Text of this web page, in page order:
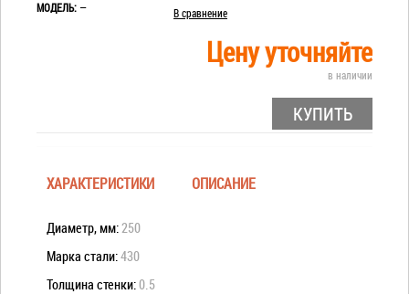
МОДЕЛЬ: — В сравнение
Цену уточняйте
в наличии
КУПИТЬ
ХАРАКТЕРИСТИКИ
Диаметр, мм:250
Марка стали:430
Толщина стенки:0.5
ОПИСАНИЕ